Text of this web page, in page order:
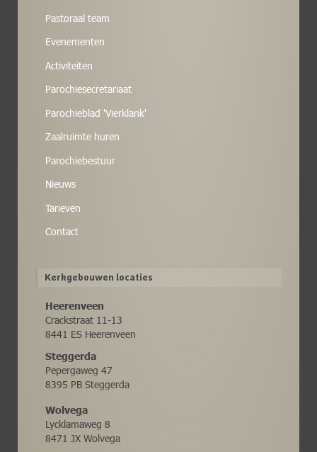
Pastoraal team
Evenementen
Activiteiten
Parochiesecretariaat
Parochieblad 'Vierklank'
Zaalruimte huren
Parochiebestuur
Nieuws
Tarieven
Contact
Kerkgebouwen locaties
Heerenveen
Crackstraat 11-13
8441 ES Heerenveen
Steggerda
Pepergaweg 47
8395 PB Steggerda
Wolvega
Lycklamaweg 8
8471 JX Wolvega